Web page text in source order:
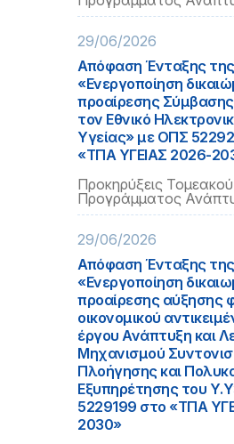
29/06/2026
Απόφαση Ένταξης
«Ενεργοποίηση
προαίρεσης
τον Εθνικό
Υγείας» με ΟΠΣ
«ΤΠΑ ΥΓΕΙΑΣ 2026-
Προκηρύξεις Τομεακού
Προγράμματος
29/06/2026
Απόφαση Ένταξης
«Ενεργοποίηση
προαίρεσης αύξησης
οικονομικού
έργου Ανάπτυξη και
Μηχανισμού
Πλοήγησης και
Εξυπηρέτησης του
5229199 στο «ΤΠΑ
2030»